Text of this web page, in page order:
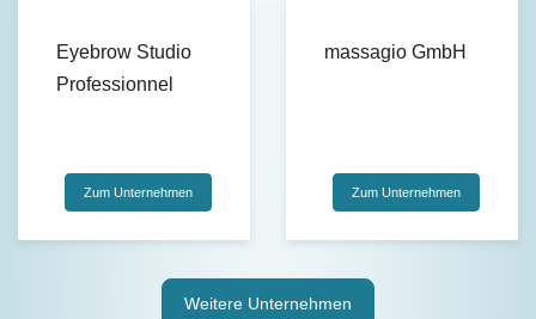
Eyebrow Studio
Professionnel
Zum Unternehmen
massagio GmbH
Zum Unternehmen
Weitere Unternehmen